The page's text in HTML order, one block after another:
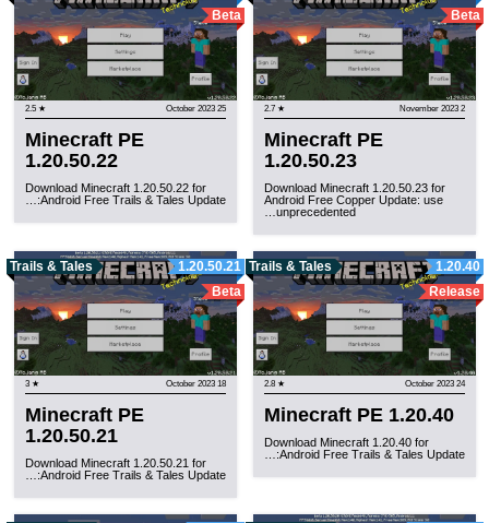
Beta
2 November 2023
★ 2.7
Minecraft PE
1.20.50.23
Download Minecraft 1.20.50.23 for
Android Free Copper Update: use
unprecedented…
Beta
25 October 2023
★ 2.5
Minecraft PE
1.20.50.22
Download Minecraft 1.20.50.22 for
Android Free Trails & Tales Update:…
Trails & Tales
1.20.40
Release
24 October 2023
★ 2.8
Minecraft PE 1.20.40
Download Minecraft 1.20.40 for
Android Free Trails & Tales Update:…
Trails & Tales
1.20.50.21
Beta
18 October 2023
★ 3
Minecraft PE
1.20.50.21
Download Minecraft 1.20.50.21 for
Android Free Trails & Tales Update:…